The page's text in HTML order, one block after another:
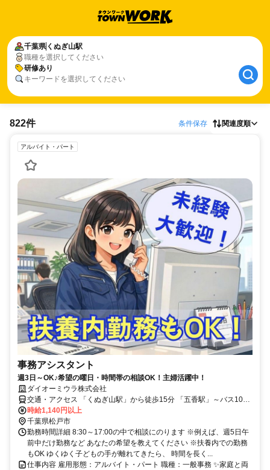
千葉県 くぬぎ山駅
職種を選択してください
研修あり
キーワードを選択してください
822件 条件保存 関連度順
アルバイト・パート
事務アシスタント
週3日～OK♪希望の曜日・時間帯の相談OK！主婦活躍中！
ダイオーミウラ株式会社
交通・アクセス 「くぬぎ山駅」から徒歩15分 「五香駅」～バス10分
「松飛台十字路」下車徒歩5分
時給1,140円以上
千葉県松戸市
勤務時間詳細 8:30～17:00の中で相談にのります ※例えば、週5日午
前中だけ勤務など あなたの希望を教えてください ※扶養内での勤務
もOK ゆくゆく子どもの手が離れてきたら、 時間を長く...
仕事内容 雇用形態：アルバイト・パート 職種：一般事務 ✨家庭と両